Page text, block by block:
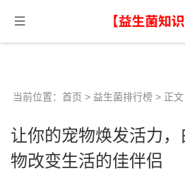
当前位置： 首页 > 益生菌排行榜 > 正文
让你的宠物焕发活力
物改变生活的佳伴侣